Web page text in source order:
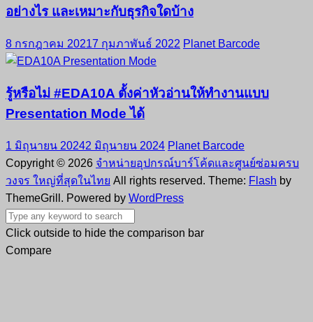
อย่างไร และเหมาะกับธุรกิจใดบ้าง
8 กรกฎาคม 20217 กุมภาพันธ์ 2022 Planet Barcode
รู้หรือไม่ #EDA10A ตั้งค่าหัวอ่านให้ทำงานแบบ
Presentation Mode ได้
1 มิถุนายน 20242 มิถุนายน 2024 Planet Barcode
Copyright © 2026 จำหน่ายอุปกรณ์บาร์โค้ดและศูนย์ซ่อมครบ
วงจร ใหญ่ที่สุดในไทย All rights reserved. Theme: Flash by
ThemeGrill. Powered by WordPress
Click outside to hide the comparison bar
Compare